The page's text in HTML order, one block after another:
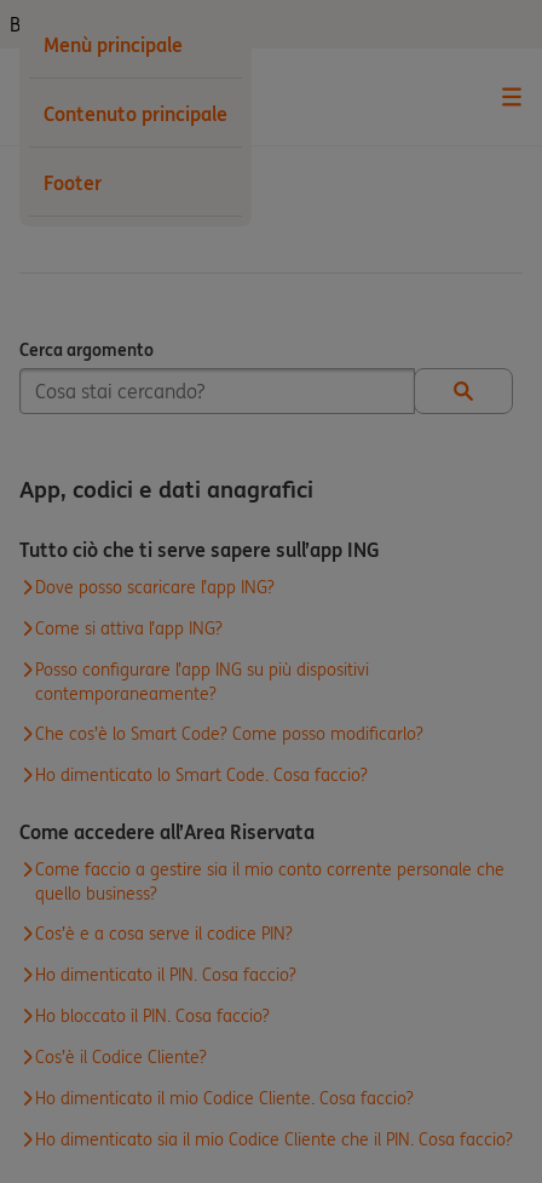
Menù principale
Contenuto principale
Footer
Business
Cerca argomento
Cerca argomento
App, codici e dati anagrafici
Tutto ciò che ti serve sapere sull’app ING
Dove posso scaricare l’app ING?
Come si attiva l’app ING?
Posso configurare l’app ING su più dispositivi
contemporaneamente?
Che cos’è lo Smart Code? Come posso modificarlo?
Ho dimenticato lo Smart Code. Cosa faccio?
Come accedere all’Area Riservata
Come faccio a gestire sia il mio conto corrente personale che
quello business?
Cos’è e a cosa serve il codice PIN?
Ho dimenticato il PIN. Cosa faccio?
Ho bloccato il PIN. Cosa faccio?
Cos’è il Codice Cliente?
Ho dimenticato il mio Codice Cliente. Cosa faccio?
Ho dimenticato sia il mio Codice Cliente che il PIN. Cosa faccio?